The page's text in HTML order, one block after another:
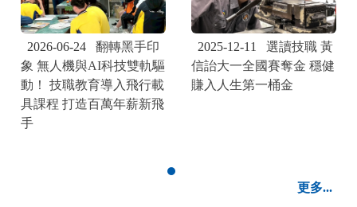
2026-06-24
翻轉黑手印
象 無人機與AI科技雙軌驅
動！ 技職教育導入飛行載
具課程 打造百萬年薪新飛
手
2025-12-11
選讀技職 黃
信詒大一全國賽奪金 穩健
賺入人生第一桶金
更多...